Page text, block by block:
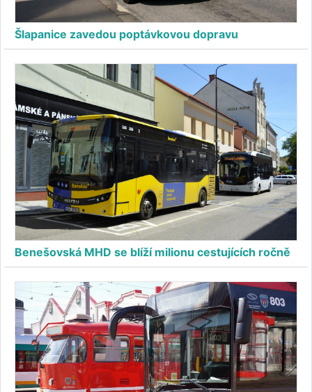
Šlapanice zavedou poptávkovou dopravu
Benešovská MHD se blíží milionu cestujících ročně